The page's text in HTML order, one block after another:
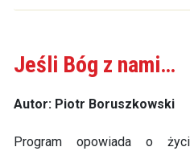
Jeśli Bóg z nami…
Autor: Piotr Boruszkowski
Program opowiada o